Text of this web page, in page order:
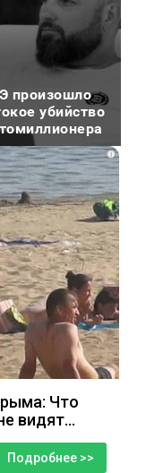
произошло
убийство
i
Что
видят...
Подробнее >>